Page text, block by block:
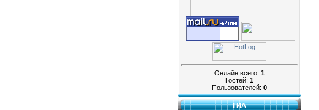
Онлайн всего: 1
Гостей: 1
Пользователей: 0
ГИА